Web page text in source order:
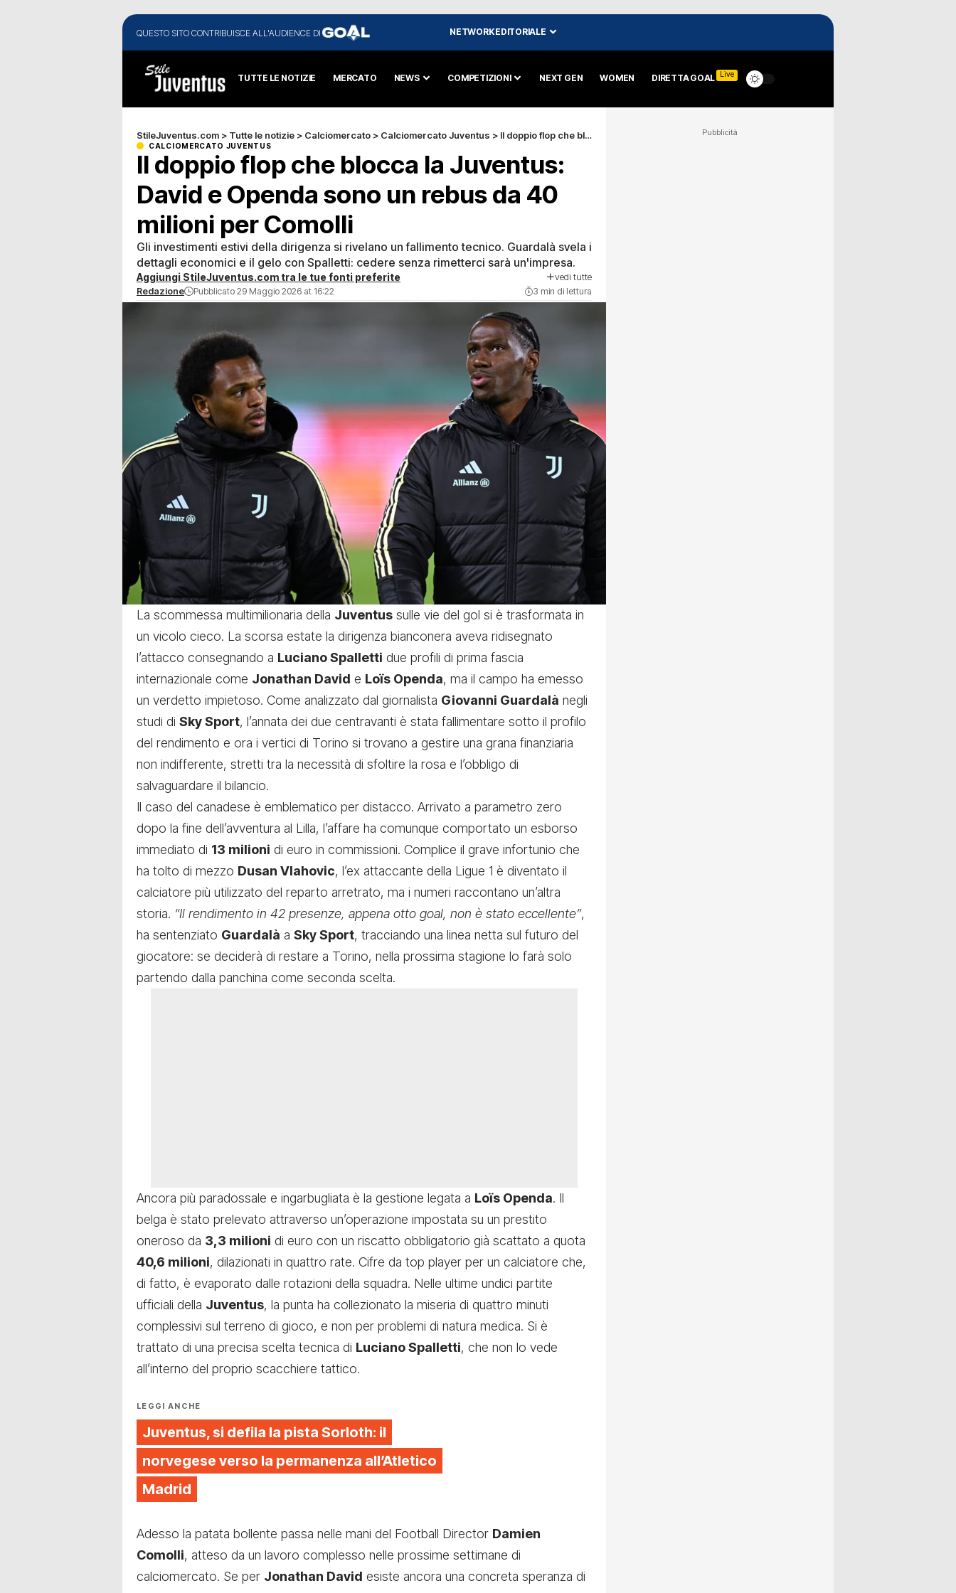
QUESTO SITO CONTRIBUISCE ALL'AUDIENCE DI NETWORK EDITORIALE
TUTTE LE NOTIZIE MERCATO NEWS COMPETIZIONI NEXT GEN WOMEN DIRETTA GOAL Live
StileJuventus.com > Tutte le notizie > Calciomercato > Calciomercato Juventus > Il doppio flop che blocca la Juventus: David e Openda sono un rebus da 40 milioni per Comolli
CALCIOMERCATO JUVENTUS
Il doppio flop che blocca la Juventus:
David e Openda sono un rebus da 40
milioni per Comolli
Gli investimenti estivi della dirigenza si rivelano un fallimento tecnico. Guardalà svela i
dettagli economici e il gelo con Spalletti: cedere senza rimetterci sarà un'impresa.
Aggiungi StileJuventus.com tra le tue fonti preferite vedi tutte
Redazione Pubblicato 29 Maggio 2026 at 16:22 3 min di lettura
La scommessa multimilionaria della Juventus sulle vie del gol si è trasformata in
un vicolo cieco. La scorsa estate la dirigenza bianconera aveva ridisegnato
l’attacco consegnando a Luciano Spalletti due profili di prima fascia
internazionale come Jonathan David e Loïs Openda, ma il campo ha emesso
un verdetto impietoso. Come analizzato dal giornalista Giovanni Guardalà negli
studi di Sky Sport, l’annata dei due centravanti è stata fallimentare sotto il profilo
del rendimento e ora i vertici di Torino si trovano a gestire una grana finanziaria
non indifferente, stretti tra la necessità di sfoltire la rosa e l’obbligo di
salvaguardare il bilancio.
Il caso del canadese è emblematico per distacco. Arrivato a parametro zero
dopo la fine dell’avventura al Lilla, l’affare ha comunque comportato un esborso
immediato di 13 milioni di euro in commissioni. Complice il grave infortunio che
ha tolto di mezzo Dusan Vlahovic, l’ex attaccante della Ligue 1 è diventato il
calciatore più utilizzato del reparto arretrato, ma i numeri raccontano un’altra
storia. “Il rendimento in 42 presenze, appena otto goal, non è stato eccellente”,
ha sentenziato Guardalà a Sky Sport, tracciando una linea netta sul futuro del
giocatore: se deciderà di restare a Torino, nella prossima stagione lo farà solo
partendo dalla panchina come seconda scelta.
Ancora più paradossale e ingarbugliata è la gestione legata a Loïs Openda. Il
belga è stato prelevato attraverso un’operazione impostata su un prestito
oneroso da 3,3 milioni di euro con un riscatto obbligatorio già scattato a quota
40,6 milioni, dilazionati in quattro rate. Cifre da top player per un calciatore che,
di fatto, è evaporato dalle rotazioni della squadra. Nelle ultime undici partite
ufficiali della Juventus, la punta ha collezionato la miseria di quattro minuti
complessivi sul terreno di gioco, e non per problemi di natura medica. Si è
trattato di una precisa scelta tecnica di Luciano Spalletti, che non lo vede
all’interno del proprio scacchiere tattico.
LEGGI ANCHE
Juventus, si defila la pista Sorloth: il
norvegese verso la permanenza all’Atletico
Madrid
Adesso la patata bollente passa nelle mani del Football Director Damien
Comolli, atteso da un lavoro complesso nelle prossime settimane di
calciomercato. Se per Jonathan David esiste ancora una concreta speranza di
Pubblicità